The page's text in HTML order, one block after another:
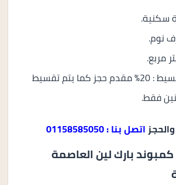
سكنية.
طرق الدفع والتقسيط : 20% مقدم حجز كما يتم تقسيط
اتصل بنا : 01158585050
بارك لين العاصمة